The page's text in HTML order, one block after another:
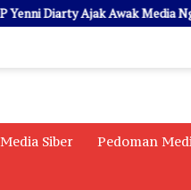
Diarty Ajak Awak Media Ngopi
Siber Pedoman